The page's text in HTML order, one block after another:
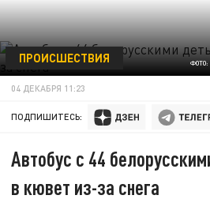
ФОТО:
ПРОИСШЕСТВИЯ
04 ДЕКАБРЯ 11:23
ПОДПИШИТЕСЬ:
Автобус с 44
в кювет из-за снега